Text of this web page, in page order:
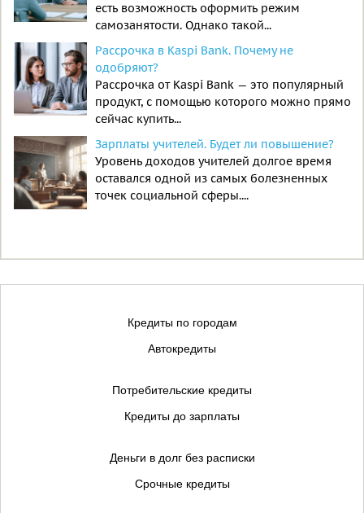
есть возможность оформить режим
самозанятости. Однако такой...
Рассрочка в Kaspi Bank. Почему не
одобряют?
Рассрочка от Kaspi Bank — это популярный
продукт, с помощью которого можно прямо
сейчас купить...
Зарплаты учителей. Будет ли повышение?
Уровень доходов учителей долгое время
оставался одной из самых болезненных
точек социальной сферы....
Кредиты по городам
Автокредиты
Потребительские кредиты
Кредиты до зарплаты
Деньги в долг без расписки
Срочные кредиты